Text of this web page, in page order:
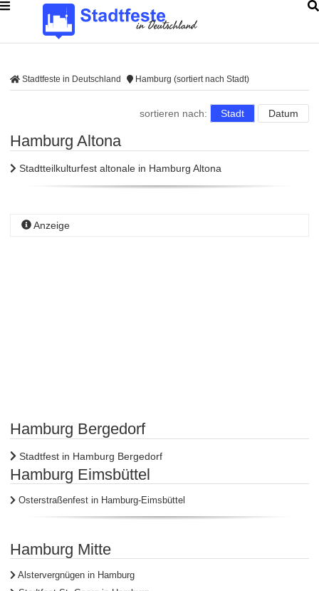
Stadtfeste in Deutschland Hamburg (sortiert nach Stadt)
sortieren nach: Stadt Datum
Hamburg Altona
Stadtteilkulturfest altonale in Hamburg Altona
Anzeige
Hamburg Bergedorf
Stadtfest in Hamburg Bergedorf
Hamburg Eimsbüttel
Osterstraßenfest in Hamburg-Eimsbüttel
Hamburg Mitte
Alstervergnügen in Hamburg